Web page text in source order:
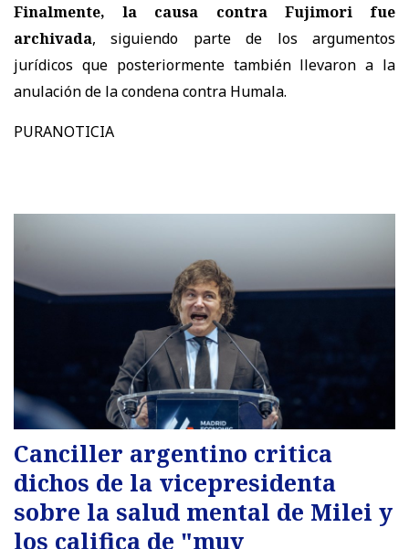
Finalmente, la causa contra Fujimori fue
archivada, siguiendo parte de los argumentos
jurídicos que posteriormente también llevaron a la
anulación de la condena contra Humala.
PURANOTICIA
Canciller argentino critica
dichos de la vicepresidenta
sobre la salud mental de Milei y
los califica de "muy